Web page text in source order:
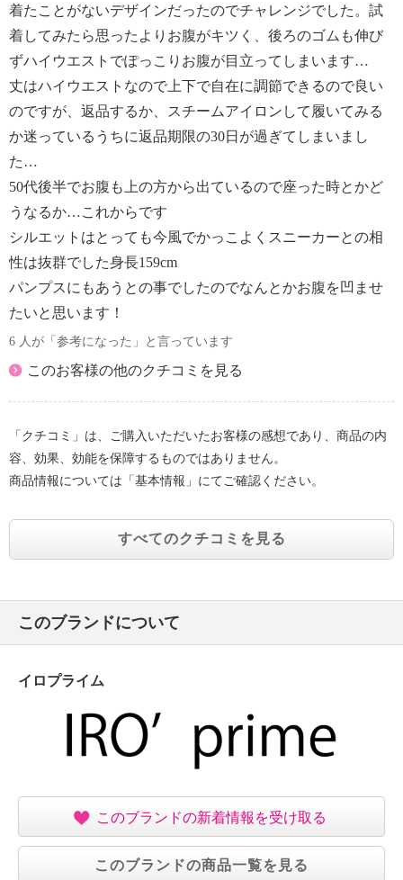
着たことがないデザインだったのでチャレンジでした。試
着してみたら思ったよりお腹がキツく、後ろのゴムも伸び
ずハイウエストでぽっこりお腹が目立ってしまいます…
丈はハイウエストなので上下で自在に調節できるので良い
のですが、返品するか、スチームアイロンして履いてみる
か迷っているうちに返品期限の30日が過ぎてしまいまし
た…
50代後半でお腹も上の方から出ているので座った時とかど
うなるか…これからです
シルエットはとっても今風でかっこよくスニーカーとの相
性は抜群でした身長159cm
パンプスにもあうとの事でしたのでなんとかお腹を凹ませ
たいと思います！
6 人が「参考になった」と言っています
このお客様の他のクチコミを見る
「クチコミ」は、ご購入いただいたお客様の感想であり、商品の内
容、効果、効能を保障するものではありません。
商品情報については「基本情報」にてご確認ください。
すべてのクチコミを見る
このブランドについて
イロプライム
このブランドの新着情報を受け取る
このブランドの商品一覧を見る